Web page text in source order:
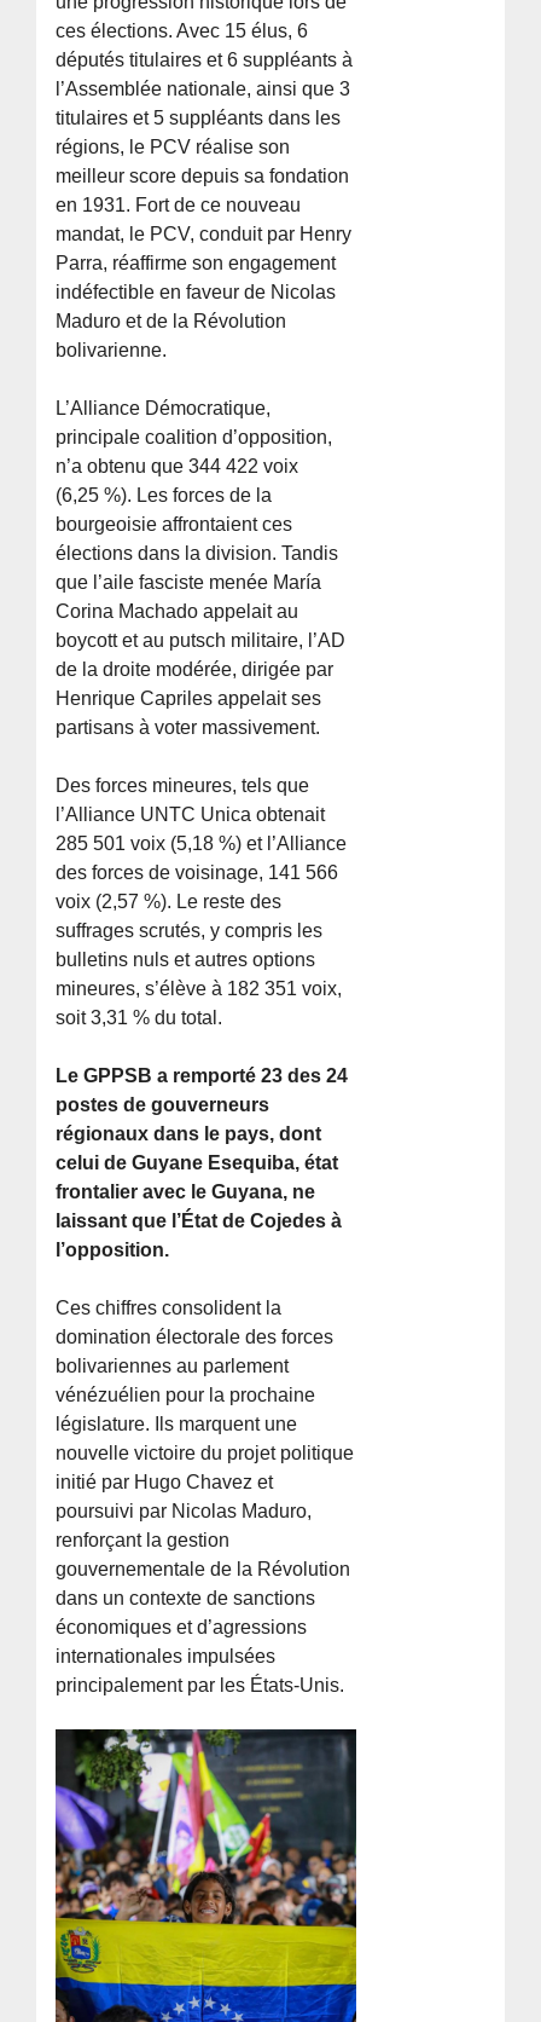
ces élections. Avec 15 élus, 6
députés titulaires et 6 suppléants à
l’Assemblée nationale, ainsi que 3
titulaires et 5 suppléants dans les
régions, le PCV réalise son
meilleur score depuis sa fondation
en 1931. Fort de ce nouveau
mandat, le PCV, conduit par Henry
Parra, réaffirme son engagement
indéfectible en faveur de Nicolas
Maduro et de la Révolution
bolivarienne.
L’Alliance Démocratique,
principale coalition d’opposition,
n’a obtenu que 344 422 voix
(6,25 %). Les forces de la
bourgeoisie affrontaient ces
élections dans la division. Tandis
que l’aile fasciste menée María
Corina Machado appelait au
boycott et au putsch militaire, l’AD
de la droite modérée, dirigée par
Henrique Capriles appelait ses
partisans à voter massivement.
Des forces mineures, tels que
l’Alliance UNTC Unica obtenait
285 501 voix (5,18 %) et l’Alliance
des forces de voisinage, 141 566
voix (2,57 %). Le reste des
suffrages scrutés, y compris les
bulletins nuls et autres options
mineures, s’élève à 182 351 voix,
soit 3,31 % du total.
Le GPPSB a remporté 23 des 24
postes de gouverneurs
régionaux dans le pays, dont
celui de Guyane Esequiba, état
frontalier avec le Guyana, ne
laissant que l’État de Cojedes à
l’opposition.
Ces chiffres consolident la
domination électorale des forces
bolivariennes au parlement
vénézuélien pour la prochaine
législature. Ils marquent une
nouvelle victoire du projet politique
initié par Hugo Chavez et
poursuivi par Nicolas Maduro,
renforçant la gestion
gouvernementale de la Révolution
dans un contexte de sanctions
économiques et d’agressions
internationales impulsées
principalement par les États-Unis.